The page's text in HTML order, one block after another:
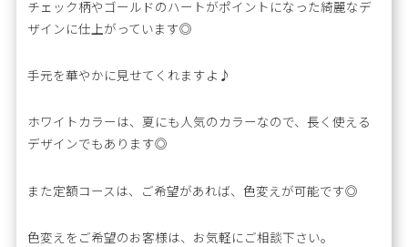
チェック柄やゴールドのハートがポイントになった綺麗なデ
ザインに仕上がっています◎
手元を華やかに見せてくれますよ♪
ホワイトカラーは、夏にも人気のカラーなので、長く使える
デザインでもあります◎
また定額コースは、ご希望があれば、色変えが可能です◎
色変えをご希望のお客様は、お気軽にご相談下さい。